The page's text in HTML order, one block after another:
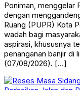
Poniman, menggelar
dengan
Ruang (PUPR) Kota
wadah bagi
aspirasi, khususnya
penanganan banjir di
(07/08/2026). […]